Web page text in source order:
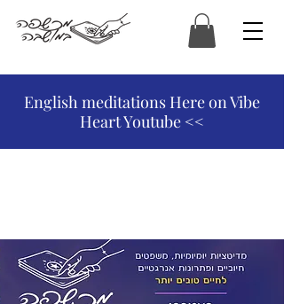
המכשפה במושבה
English meditations Here on Vibe
Heart Youtube <<